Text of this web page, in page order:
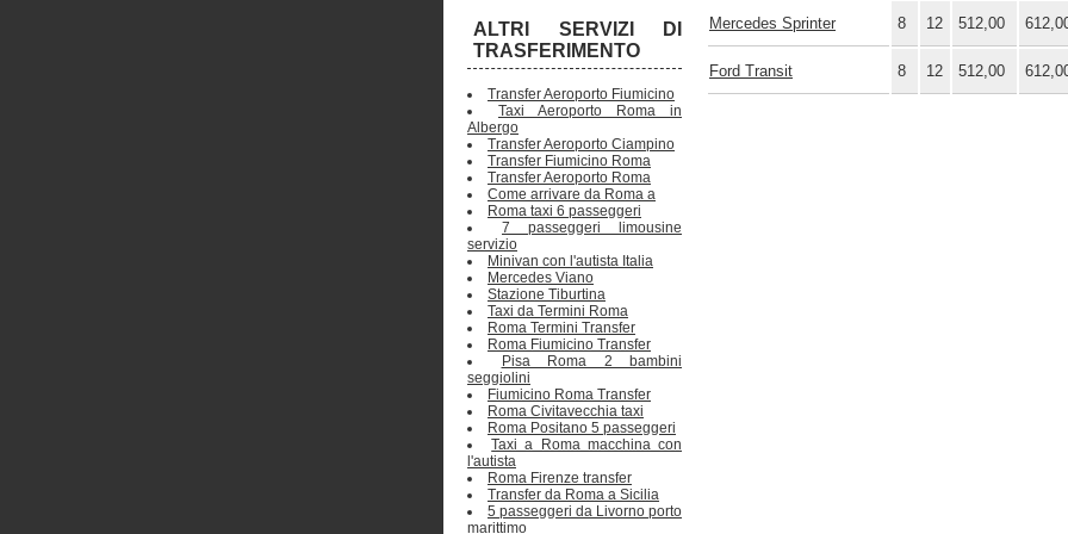
Mercedes Sprinter 8 12 512,00
Ford Transit 8 12 512,00
ALTRI SERVIZI DI
TRASFERIMENTO
Transfer Aeroporto Fiumicino
Taxi Aeroporto Roma in
Albergo
Transfer Aeroporto Ciampino
Transfer Fiumicino Roma
Transfer Aeroporto Roma
Come arrivare da Roma a
Roma taxi 6 passeggeri
7 passeggeri limousine
servizio
Minivan con l'autista Italia
Mercedes Viano
Stazione Tiburtina
Taxi da Termini Roma
Roma Termini Transfer
Roma Fiumicino Transfer
Pisa Roma 2 bambini
seggiolini
Fiumicino Roma Transfer
Roma Civitavecchia taxi
Roma Positano 5 passeggeri
Taxi a Roma macchina con
l'autista
Roma Firenze transfer
Transfer da Roma a Sicilia
5 passeggeri da Livorno porto
marittimo